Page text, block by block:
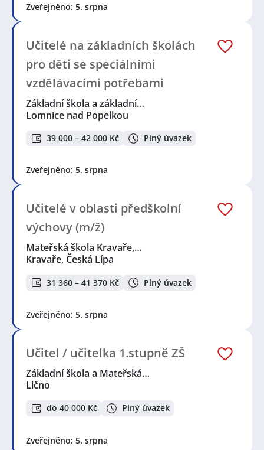
Zveřejněno: 5. srpna
Učitelé na základních školách
pro děti se speciálními
vzdělávacími potřebami
Základní škola a základní…
Lomnice nad Popelkou
39 000 – 42 000 Kč Plný úvazek
Zveřejněno: 5. srpna
Učitelé v oblasti předškolní
výchovy (m/ž)
Mateřská škola Kravaře,…
Kravaře, Česká Lípa
31 360 – 41 370 Kč Plný úvazek
Zveřejněno: 5. srpna
Učitel / učitelka 1.stupně ZŠ
Základní škola a Mateřská…
Lično
do 40 000 Kč Plný úvazek
Zveřejněno: 5. srpna